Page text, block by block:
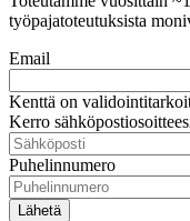
työpajatoteutuksista
Email
Kenttä on
Kerro
Puhelinnumero
Lähetä